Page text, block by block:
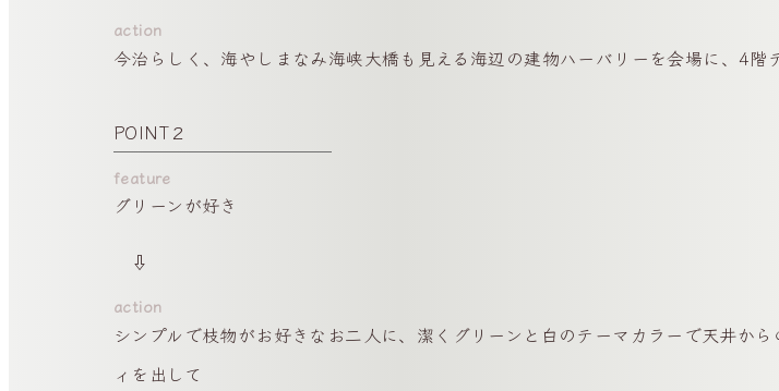
今治らしく、海やしまなみ海峡大橋も見える海辺の建物ハーバリーを会場に、4
POINT２
グリーンが好き
⇩
シンプルで枝物がお好きなお二人に、潔くグリーンと白のテーマカラーで天井か
ィを出して